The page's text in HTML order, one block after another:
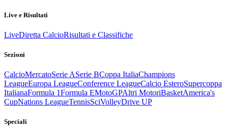
Live e Risultati
LiveDiretta CalcioRisultati e Classifiche
Sezioni
CalcioMercatoSerie ASerie BCoppa ItaliaChampions
LeagueEuropa LeagueConference LeagueCalcio EsteroSupercoppa
ItalianaFormula 1Formula EMotoGPAltri MotoriBasketAmerica's
CupNations LeagueTennisSciVolleyDrive UP
Speciali